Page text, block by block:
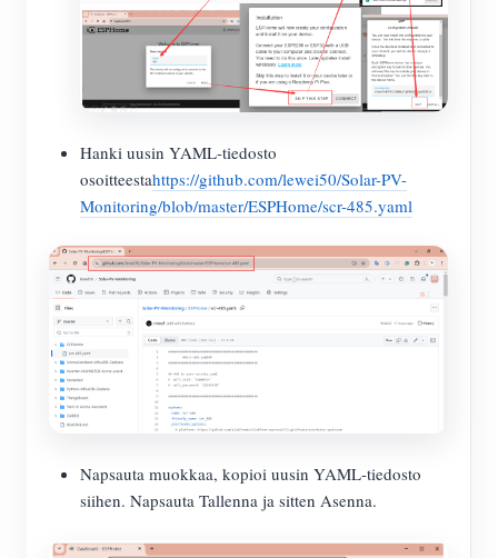
Hanki uusin YAML-tiedosto
osoitteestahttps://github.com/lewei50/Solar-PV-
Monitoring/blob/master/ESPHome/scr-485.yaml
Napsauta muokkaa, kopioi uusin YAML-tiedosto
siihen. Napsauta Tallenna ja sitten Asenna.